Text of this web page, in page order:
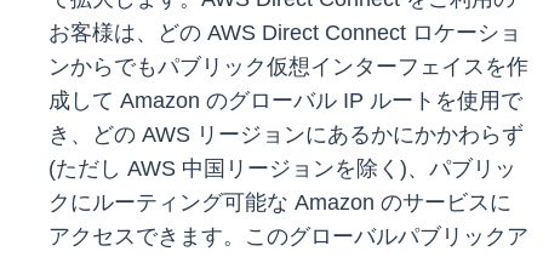
お客様は、どの AWS Direct Connect ロケーショ
ンからでもパブリック仮想インターフェイスを作
成して Amazon のグローバル IP ルートを使用で
き、どの AWS リージョンにあるかにかかわらず
(ただし AWS 中国リージョンを除く)、パブリッ
クにルーティング可能な Amazon のサービスに
アクセスできます。このグローバルパブリックア